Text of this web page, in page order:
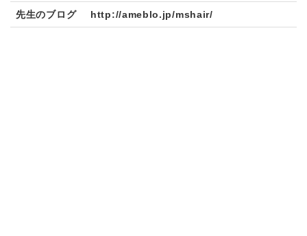
先生のブログ http://ameblo.jp/mshair/